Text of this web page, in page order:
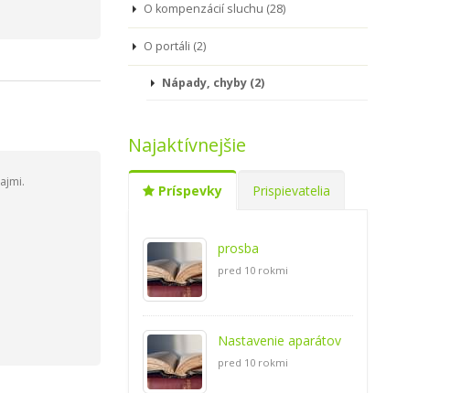
O kompenzácií sluchu (28)
O portáli (2)
Nápady, chyby (2)
Najaktívnejšie
Príspevky Prispievatelia
prosba
pred 10 rokmi
Nastavenie aparátov
pred 10 rokmi